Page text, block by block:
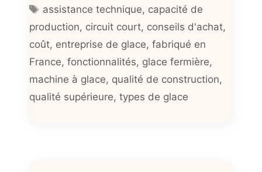
Étiquettes
assistance technique, capacité de
production, circuit court, conseils d'achat,
coût, entreprise de glace, fabriqué en
France, fonctionnalités, glace fermière,
machine à glace, qualité de construction,
qualité supérieure, types de glace